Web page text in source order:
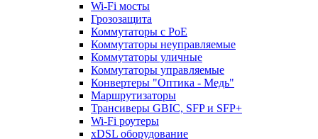
Wi-Fi мосты
Грозозащита
Коммутаторы c PoE
Коммутаторы неуправляемые
Коммутаторы уличные
Коммутаторы управляемые
Конвертеры "Оптика - Медь"
Маршрутизаторы
Трансиверы GBIC, SFP и SFP+
Wi-Fi роутеры
xDSL оборудование